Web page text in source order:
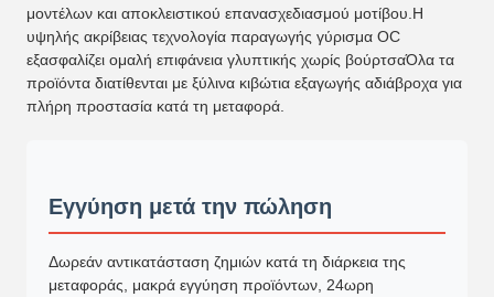
μοντέλων και αποκλειστικού επανασχεδιασμού μοτίβου.Η
υψηλής ακρίβειας τεχνολογία παραγωγής γύρισμα OC
εξασφαλίζει ομαλή επιφάνεια γλυπτικής χωρίς βούρτσαΌλα τα
προϊόντα διατίθενται με ξύλινα κιβώτια εξαγωγής αδιάβροχα για
πλήρη προστασία κατά τη μεταφορά.
Εγγύηση μετά την πώληση
Δωρεάν αντικατάσταση ζημιών κατά τη διάρκεια της
μεταφοράς, μακρά εγγύηση προϊόντων, 24ωρη